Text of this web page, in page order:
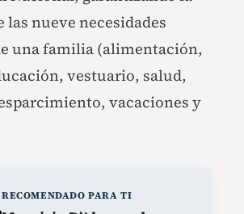
las nueve necesidades
una familia (alimentación,
vestuario, salud,
vacaciones y
RECOMENDADO PARA TI